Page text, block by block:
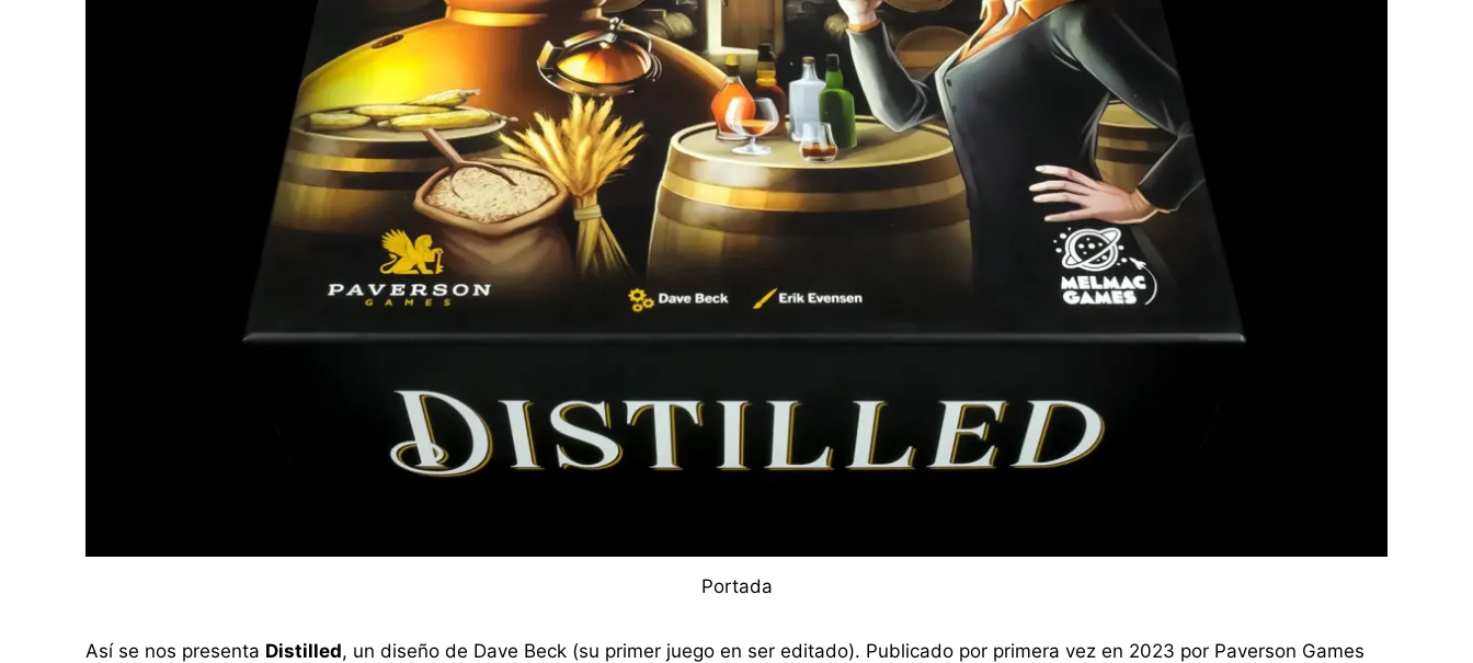
Portada
Así se nos presenta Distilled, un diseño de Dave Beck (su primer juego en ser editado). Publicado por primera vez en 2023 por Paverson Games